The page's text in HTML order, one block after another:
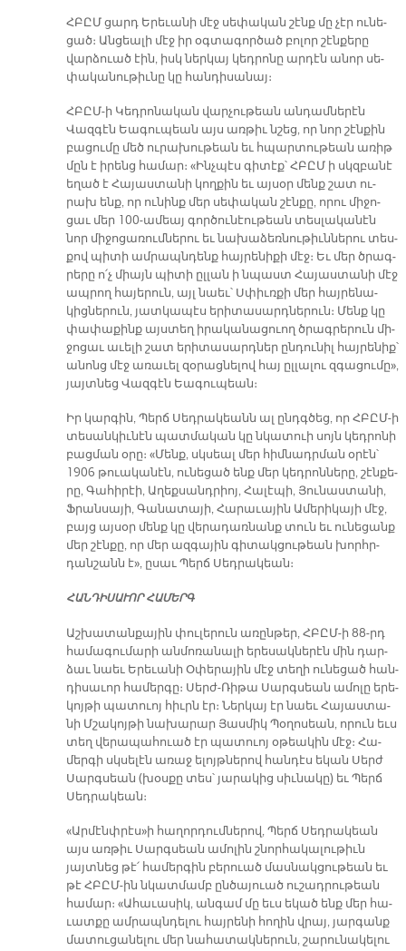
ՀԲԸՄ ցարդ Ե­րե­ւա­նի մէջ սե­փա­կան շէնք մը չէր ու­նե­
ցած։ Ան­ցեա­լի մէջ իր օգ­տա­գոր­ծած բո­լոր շէն­քե­րը
վար­ձուած էին, իսկ ներ­կայ կեդ­րո­նը ար­դէն ա­նոր սե­
փա­կա­նու­թիւ­նը կը հան­դի­սա­նայ։
ՀԲԸՄ-ի Կեդ­րո­նա­կան վար­չու­թեան ան­դամ­նե­րէն
Վազ­գէն Եա­գու­պեան այս առ­թիւ նշեց, որ նոր շէն­քին
բա­ցու­մը մեծ ու­րա­խու­թեան եւ հպար­տու­թեան ա­ռիթ
մըն է ի­րենց հա­մար։ «Ինչ­պէս գի­տէք՝ ՀԲԸՄ ի սկզբա­նէ
ե­ղած է Հա­յաս­տա­նի կող­քին եւ այ­սօր մենք շատ ու­
րախ ենք, որ ու­նինք մեր սե­փա­կան շէն­քը, ո­րու մի­ջո­
ցաւ մեր 100-ա­մեայ գոր­ծու­նէու­թեան տես­լա­կա­նէն
նոր մի­ջո­ցա­ռում­նե­րու եւ նա­խա­ձեռ­նու­թիւն­նե­րու տես­
քով պի­տի ամ­րապն­դենք հայ­րե­նի­քի մէջ։ Եւ մեր ծրագ­
րե­րը ո՛չ միայն պի­տի ըլ­լան ի նպաստ Հա­յաս­տա­նի մէջ
ապ­րող հա­յե­րուն, այլ նաեւ՝ Սփիւռ­քի մեր հայ­րե­նա­
կից­նե­րուն, յատ­կա­պէս ե­րի­տա­սարդ­նե­րուն։ Մենք կը
փա­փա­քինք այս­տեղ ի­րա­կա­նա­ցուող ծրագ­րե­րուն մի­
ջո­ցաւ ա­ւե­լի շատ ե­րի­տա­սարդ­ներ ըն­դու­նիլ հայ­րե­նիք՝
ա­նոնց մէջ ա­ռա­ւել զօ­րաց­նե­լով հայ ըլ­լա­լու զգա­ցու­մը»,
յայտ­նեց Վազ­գէն Եա­գու­պեան։
Իր կար­գին, Պերճ Սեդ­րա­կեանն ալ ընդգ­ծեց, որ ՀԲԸՄ-ի
տե­սան­կիւ­նէն պատ­մա­կան կը նկա­տուի սոյն կեդ­րո­նի
բաց­ման օ­րը։ «Մենք, սկսեալ մեր հիմ­նադր­ման օ­րէն՝
1906 թուա­կա­նէն, ու­նե­ցած ենք մեր կեդ­րոն­նե­րը, շէն­քե­
րը, Գա­հի­րէի, Ա­ղեք­սանդ­րիոյ, Հա­լէ­պի, Յու­նաս­տա­նի,
Ֆրան­սա­յի, Գա­նա­տա­յի, Հա­րա­ւա­յին Ա­մե­րի­կա­յի մէջ,
բայց այ­սօր մենք կը վե­րա­դառ­նանք տուն եւ ու­նե­ցանք
մեր շէն­քը, որ մեր ազ­գա­յին գի­տակ­ցու­թեան խորհր­
դան­շանն է», ը­սաւ Պերճ Սեդ­րա­կեան։
ՀԱՆ­ԴԻ­ՍԱ­ՒՈՐ ՀԱ­ՄԵՐԳ
Աշ­խա­տան­քա­յին փու­լե­րուն ա­ռըն­թեր, ՀԲԸՄ-ի 88-րդ
հա­մա­գու­մա­րի ան­մո­ռա­նա­լի ե­րե­սակ­նե­րէն մին դար­
ձաւ նաեւ Ե­րե­ւա­նի Օ­փե­րա­յին մէջ տե­ղի ու­նե­ցած հան­
դի­սա­ւոր հա­մեր­գը։ Սերժ-Ռի­թա Սարգ­սեան ա­մո­լը ե­րե­
կոյ­թի պա­տուոյ հիւրն էր։ Ներ­կայ էր նաեւ Հա­յաս­տա­
նի Մշա­կոյ­թի նա­խա­րար Յաս­միկ Պօ­ղո­սեան, ո­րուն եւս
տեղ վե­րա­պա­հուած էր պա­տուոյ օ­թեա­կին մէջ։ Հա­
մեր­գի սկսե­լէն ա­ռաջ ե­լոյթ­նե­րով հան­դէս ե­կան Սերժ
Սարգ­սեան (խօսքը տես՝ յարակից սիւնակը) եւ Պերճ
Սեդ­րա­կեան։
«Ար­մէնփ­րէս»ի հա­ղոր­դում­նե­րով, Պերճ Սեդ­րա­կեան
այս առ­թիւ Սարգ­սեան ա­մո­լին շնոր­հա­կա­լու­թիւն
յայտ­նեց թէ՛ հա­մեր­գին բե­րուած մաս­նակ­ցու­թեան եւ
թէ ՀԲԸՄ-ին նկատ­մամբ ըն­ծա­յուած ու­շադ­րու­թեան
հա­մար։ «Ա­հա­ւա­սիկ, ան­գամ մը եւս ե­կած ենք մեր հա­
ւատ­քը ամ­րապն­դե­լու հայ­րե­նի հո­ղին վրայ, յար­գանք
մա­տու­ցա­նե­լու մեր նա­հա­տակ­նե­րուն, շա­րու­նա­կե­լու